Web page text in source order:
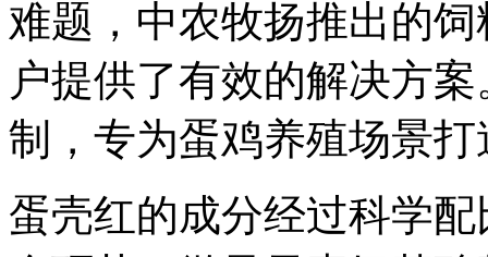
难题，中农牧扬推出的
户提供了有效的解决方
制，专为蛋鸡养殖场景
蛋壳红的成分经过科学